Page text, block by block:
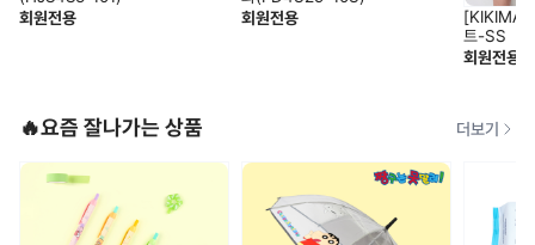
회원전용
회원전용
트-SS
회원전용
🔥요즘 잘나가는 상품 더보기